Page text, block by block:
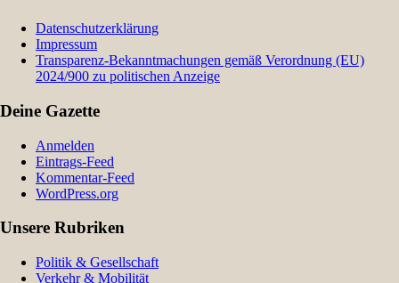
Datenschutzerklärung
Impressum
Transparenz-Bekanntmachungen gemäß Verordnung (EU)
2024/900 zu politischen Anzeige
Deine Gazette
Anmelden
Eintrags-Feed
Kommentar-Feed
WordPress.org
Unsere Rubriken
Politik & Gesellschaft
Verkehr & Mobilität